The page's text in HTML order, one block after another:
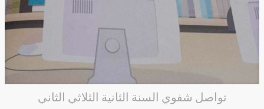
تواصل شفوي السنة الثانية الثلاثي الثاني